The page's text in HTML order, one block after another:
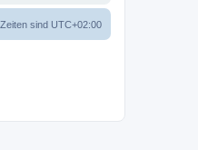
sind UTC+02:00